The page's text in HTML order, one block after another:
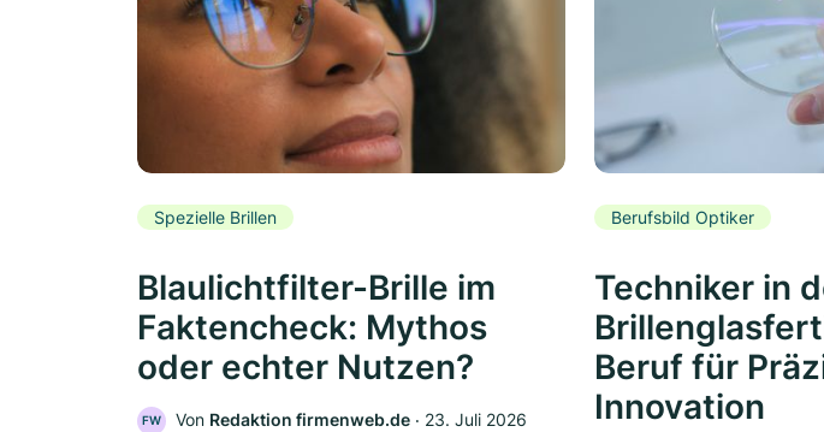
Spezielle Brillen
Blaulichtfilter-Brille im
Faktencheck: Mythos
oder echter Nutzen?
FW Von Redaktion firmenweb.de ‧ 23. Juli 2026
Berufsbild Optiker
Techniker in
Beruf für
Innovation